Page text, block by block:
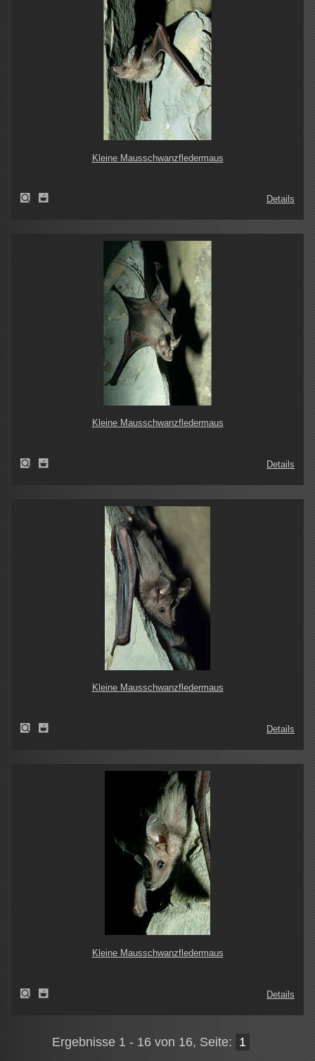
Kleine Mausschwanzfledermaus
Details
Kleine Mausschwanzfledermaus
Details
Kleine Mausschwanzfledermaus
Details
Kleine Mausschwanzfledermaus
Details
Ergebnisse 1 - 16 von 16, Seite: 1